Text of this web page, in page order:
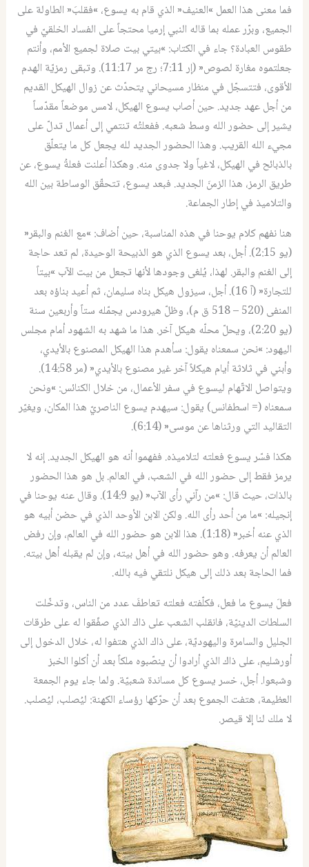
فما معنى هذا العمل »العنيف« الذي قام به يسوع، »فقلبَ« الطاولة على
الجميع، وبرّر عمله بما قاله النبي إرميا محتجاً على الفساد الخلقيّ في
طقوس العبادة؟ جاء في الكتاب: »بيتي بيت صلاة لجميع الأمم، وأنتم
جعلتموه مغارة لصوص« (إر 7:11؛ رج مر 11:17). وتبقى رمزيّة الهدم
الأقوى، فتتسجّل في منظار مسيحاني يتحدّث عن زوال الهيكل القديم
من أجل عهد جديد. حين أصاب يسوع الهيكل، لامس موضعاً مقدّساً
يشير إلى حضور الله وسط شعبه. ففعلتُه تنتمي إلى أعمال تدلّ على
مجيء الله القريب. وهذا الحضور الجديد لله يجعل كل ما يتعلّق
بالذبائح في الهيكل، لاغياً ولا جدوى منه. وهكذا أعلنت فعلةُ يسوع، عن
طريق الرمز، هذا الزمنَ الجديد. فبعد يسوع، تتحقّق الوساطة بين الله
والتلاميذ في إطار الجماعة.
هنا نفهم كلام يوحنا في هذه المناسبة، حين أضاف: »مع الغنم والبقر«
(يو 2:15). أجل، بعد يسوع الذي هو الذبيحة الوحيدة، لم تعد حاجة
إلى الغنم والبقر. لهذا، يُلغى وجودها لأنها تجعل من بيت الآب »بيتاً
للتجارة« (آ 16). أجل، سيزول هيكل بناه سليمان، ثم أعيد بناؤه بعد
المنفى (520 – 518 ق م)، وظلّ هيرودس يجمّله ستاً وأربعين سنة
(يو 2:20)، ويحلّ محلّه هيكل آخر. هذا ما شهد به الشهود أمام مجلس
اليهود: »نحن سمعناه يقول: سأهدم هذا الهيكل المصنوع بالأيدي،
وأبني في ثلاثة أيام هيكلاً آخر غير مصنوع بالأيدي« (مر 14:58).
ويتواصل الاتّهام ليسوع في سفر الأعمال، من خلال الكنائس: »ونحن
سمعناه (= اسطفانس) يقول: سيهدم يسوع الناصريّ هذا المكان، ويغيّر
التقاليد التي ورثناها عن موسى« (6:14).
هكذا فسّر يسوع فعلته لتلاميذه. ففهموا أنه هو الهيكل الجديد. إنه لا
يرمز فقط إلى حضور الله في الشعب، في العالم. بل هو هذا الحضور
بالذات، حيث قال: »من رآني رأى الآب« (يو 14:9). وقال عنه يوحنا في
إنجيله: »ما من أحد رأى الله. ولكن الابن الأوحد الذي في حضن أبيه هو
الذي عنه أخبر« (1:18). هذا الابن هو حضور الله في العالم، وإن رفض
العالم أن يعرفه. وهو حضور الله في أهل بيته، وإن لم يقبله أهل بيته.
فما الحاجة بعد ذلك إلى هيكل نلتقي فيه بالله.
فعلَ يسوع ما فعل، فكلّفته فعلته تعاطفَ عدد من الناس، وتدخّلت
السلطات الدينيّة، فانقلب الشعب على ذاك الذي صفّقوا له على طرقات
الجليل والسامرة واليهوديّة، على ذاك الذي هتفوا له، خلال الدخول إلى
أورشليم، على ذاك الذي أرادوا أن ينصّبوه ملكاً بعد أن أكلوا الخبز
وشبعوا. أجل، خسر يسوع كل مساندة شعبيّة. ولما جاء يوم الجمعة
العظيمة، هتفت الجموع بعد أن حرّكها رؤساء الكهنة: ليُصلب، ليُصلب.
لا ملك لنا إلا قيصر.